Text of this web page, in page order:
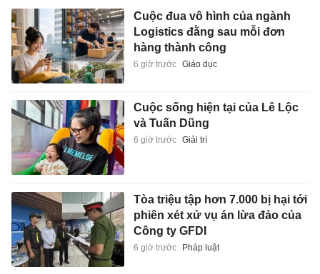
Cuộc đua vô hình của ngành
Logistics đằng sau mỗi đơn
hàng thành công
6 giờ trước Giáo dục
Cuộc sống hiện tại của Lê Lộc
và Tuấn Dũng
6 giờ trước Giải trí
Tòa triệu tập hơn 7.000 bị hại tới
phiên xét xử vụ án lừa đảo của
Công ty GFDI
6 giờ trước Pháp luật